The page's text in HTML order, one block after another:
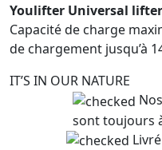
Youlifter Universal lifter
Capacité de charge
de chargement jusqu’à
IT’S IN OUR NATURE
sont toujours